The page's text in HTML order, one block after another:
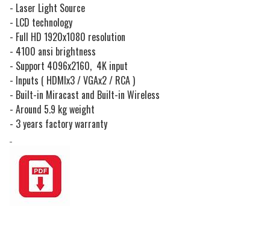
- Laser Light Source
- LCD technology
- Full HD 1920x1080 resolution
- 4100 ansi brightness
- Support 4096x2160, 4K input
- Inputs ( HDMIx3 / VGAx2 / RCA )
- Built-in Miracast and Built-in Wireless
- Around 5.9 kg weight
- 3 years factory warranty